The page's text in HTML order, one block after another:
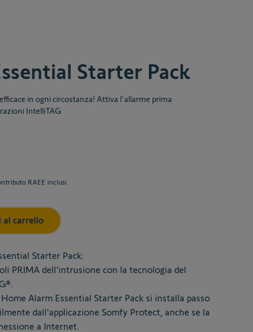
Starter Pack
in ogni circostanza! Attiva l'allarme prima
IntelliTAG
RAEE inclusi
al carrello
Starter Pack:
PRIMA dell'intrusione con la tecnologia del
Alarm Essential Starter Pack si installa passo
dall'applicazione Somfy Protect, anche se la
a Internet.